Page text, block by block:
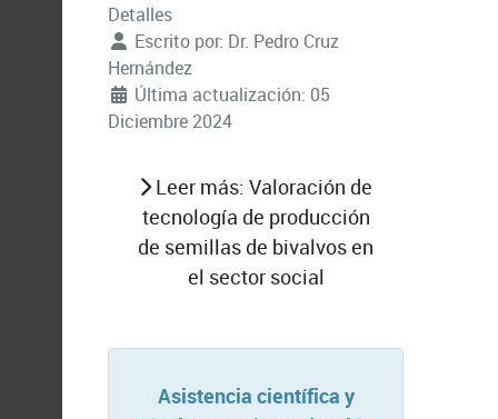
Detalles
Escrito por: Dr. Pedro Cruz
Hernández
Última actualización: 05
Diciembre 2024
Leer más: Valoración de
tecnología de producción
de semillas de bivalvos en
el sector social
Asistencia científica y